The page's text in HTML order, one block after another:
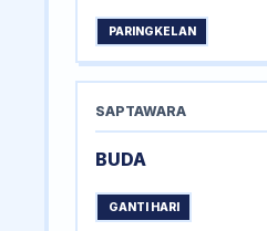
PARINGKELAN
SAPTAWARA
BUDA
GANTI HARI